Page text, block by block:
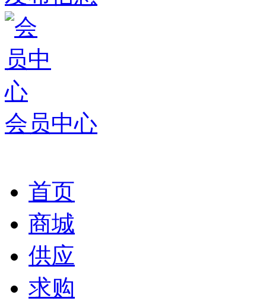
会员中心
首页
商城
供应
求购